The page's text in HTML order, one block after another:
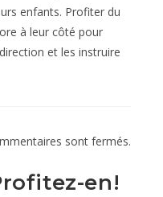
enfants. Profiter du
à leur côté pour
et les instruire
sont fermés.
en!